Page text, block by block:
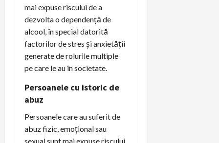
mai expuse riscului de a
dezvolta o dependență de
alcool, în special datorită
factorilor de stres și anxietății
generate de rolurile multiple
pe care le au în societate.
Persoanele cu istoric de
abuz
Persoanele care au suferit de
abuz fizic, emoțional sau
sexual sunt mai expuse riscului